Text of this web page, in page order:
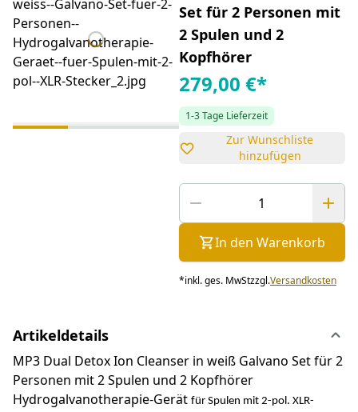
Set für 2 Personen mit
2 Spulen und 2
Kopfhörer
279,00 €*
1-3 Tage Lieferzeit
Zur Wunschliste
hinzufügen
In den Warenkorb
*inkl. ges. MwStzzgl.Versandkosten
Artikeldetails
MP3 Dual Detox Ion Cleanser in weiß Galvano Set für 2
Personen mit 2 Spulen und 2 Kopfhörer
Hydrogalvanotherapie-Gerät für Spulen mit 2-pol. XLR-